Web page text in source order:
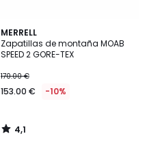
MERRELL
Zapatillas de montaña MOAB
SPEED 2 GORE-TEX
170.00 €
153.00 € -10%
4,1
/ 5
4,1
/